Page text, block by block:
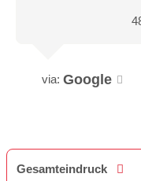
via: Google
Gesamteindruck